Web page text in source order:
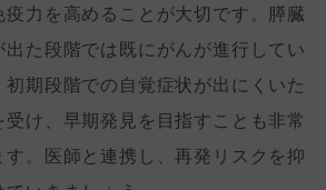
力を高めることが大切です。膵臓
た段階では既にがんが進行してい
期段階での自覚症状が出にくいた
け、早期発見を目指すことも非常
。医師と連携し、再発リスクを抑